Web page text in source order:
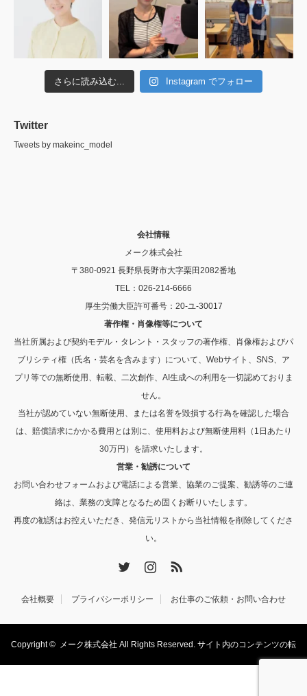
さらに読み込む... Instagram でフォロー
Twitter
Tweets by makeinc_model
会社情報
メーク株式会社
〒380-0921 長野県長野市大字栗田2082番地
TEL：026-214-6666
厚生労働大臣許可番号：20-ユ-30017
著作権・肖像権等について
当社所属および契約モデル・タレント・スタッフの著作権、肖像権およびパ
ブリシティ権（氏名・芸名を含みます）について、Webサイト、SNS、ア
プリ等での無断使用、転載、二次創作、AI生成への利用を一切認めておりま
せん。
当社が認めていない無断使用、または名誉を毀損する行為を確認した場合
は、賠償請求にかかる費用とは別に、使用料および無断使用料（1日あたり
30万円）を請求いたします。
営業・勧誘について
お問い合わせフォームおよび電話による営業、協業のご提案、勧誘等のご連
絡は、業務の支障となるため固くお断りいたします。
再度の勧誘はお控えいただき、発信元リストから当社情報を削除してくださ
い。
会社概要 プライバシーポリシー お仕事のご依頼・お問い合わせ
Copyright © メーク株式会社 All Rights Reserved. サイト内のコンテンツの転